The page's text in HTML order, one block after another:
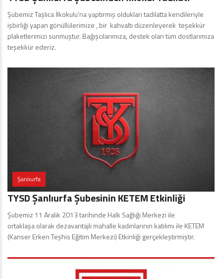
Şubemiz Taşlıca İlkokulu’na yaptırmış oldukları tadilatta kendileriyle
işbirliği yapan gönüllülerimize , bir kahvaltı düzenleyerek teşekkür
plaketlerimizi sunmuştur. Bağışcılarımıza, destek olan tüm dostlarımıza
teşekkür ederiz.
Şanlıurfa
TYSD Şanlıurfa Şubesinin KETEM Etkinliği
Şubemiz 11 Aralık 2013 tarihinde Halk Sağlığı Merkezi ile
ortaklaşa olarak dezavantajlı mahalle kadınlarının katılımı ile KETEM
(Kanser Erken Teşhis Eğitim Merkezi) Etkinliği gerçekleştirmiştir.